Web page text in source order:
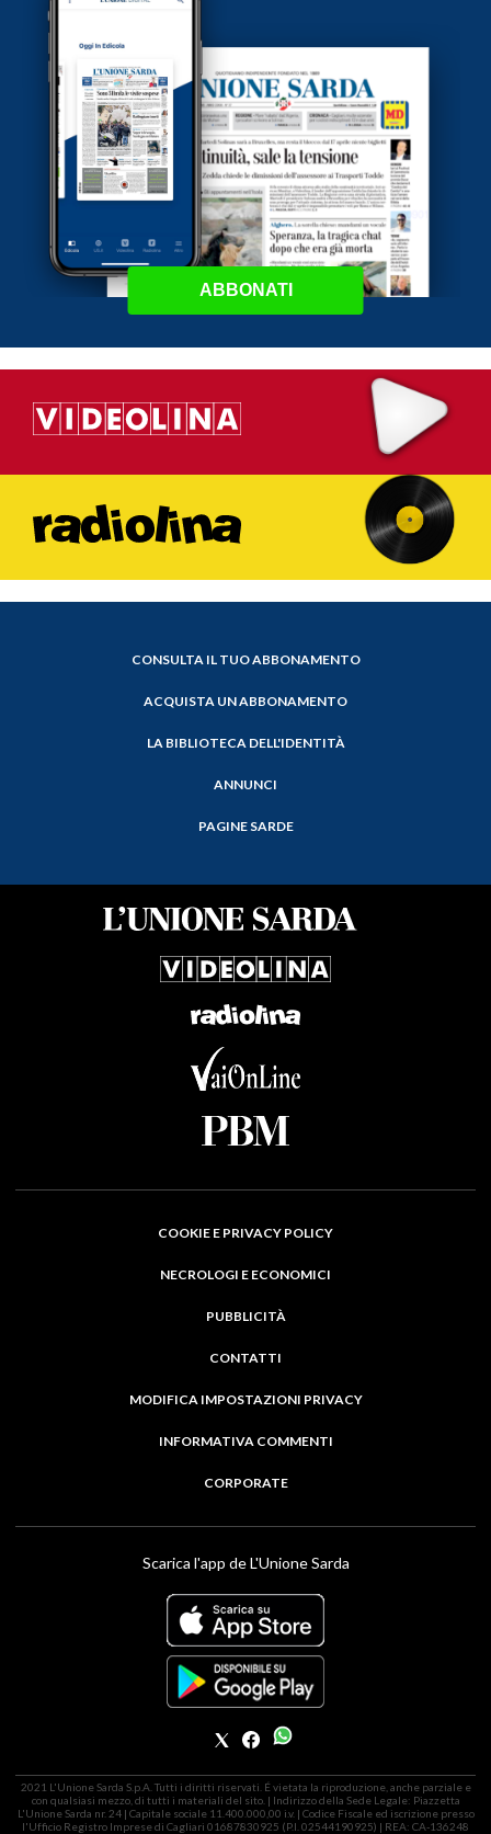
ABBONATI
CONSULTA IL TUO ABBONAMENTO
ACQUISTA UN ABBONAMENTO
LA BIBLIOTECA DELL'IDENTITÀ
ANNUNCI
PAGINE SARDE
COOKIE E PRIVACY POLICY
NECROLOGI E ECONOMICI
PUBBLICITÀ
CONTATTI
MODIFICA IMPOSTAZIONI PRIVACY
INFORMATIVA COMMENTI
CORPORATE
Scarica l'app de L'Unione Sarda
2021 L'Unione Sarda S.p.A. Tutti i diritti riservati. É vietata la riproduzione, anche parziale e
con qualsiasi mezzo, di tutti i materiali del sito. | Indirizzo della Sede Legale: Piazzetta
L'Unione Sarda nr. 24 | Capitale sociale 11.400.000,00 i.v. | Codice Fiscale ed iscrizione presso
l'Ufficio Registro Imprese di Cagliari 01687830925 (P.I. 02544190925) | REA: CA-136248